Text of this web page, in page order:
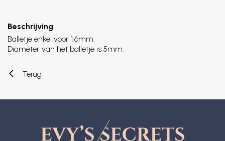
Beschrijving
Balletje enkel voor 1.6mm.
Diameter van het balletje is 5mm.
Terug